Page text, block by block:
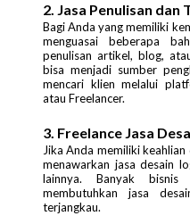
2. Jasa Penulisan dan
Bagi Anda yang memiliki
menguasai beberapa
penulisan artikel, blog,
bisa menjadi sumber
mencari klien melalui
atau Freelancer.
3. Freelance Jasa
Jika Anda memiliki
menawarkan jasa desain
lainnya. Banyak
membutuhkan jasa
terjangkau.